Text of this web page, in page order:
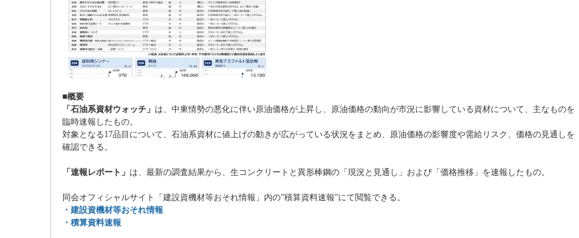
■概要
「石油系資材ウォッチ」 は、中東情勢の悪化に伴い原油価格が上昇し、原油価格の動向が市況に影響している資材について、主なものを
臨時速報したもの。
対象となる17品目について、石油系資材に値上げの動きが広がっている状況をまとめ、原油価格の影響度や需給リスク、価格の見通しを
確認できる。
「速報レポート」 は、最新の調査結果から、生コンクリートと異形棒鋼の「現況と見通し」および「価格推移」を速報したもの。
同会オフィシャルサイト「建設資機材等おそれ情報」内の”積算資料速報”にて閲覧できる。
・建設資機材等おそれ情報
・積算資料速報